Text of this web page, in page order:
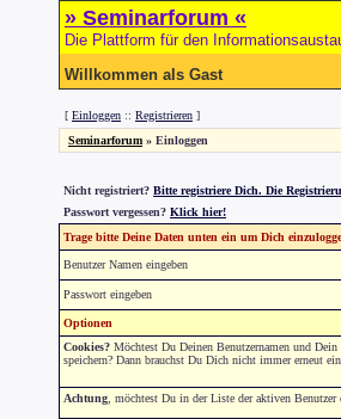
» Seminarforum «
Die Plattform für den
Willkommen als Gast
[ Einloggen :: Registrieren ]
Seminarforum » Einloggen
Nicht registriert? Bitte registriere Dich. Die
Passwort vergessen? Klick hier!
Trage bitte Deine Daten unten ein um Dich
Benutzer Namen eingeben
Passwort eingeben
Optionen
Cookies? Möchtest Du Deinen Benutzernamen und
speichern? Dann brauchst Du Dich nicht immer erneut
Achtung , möchtest Du in der Liste der aktiven Benutzer